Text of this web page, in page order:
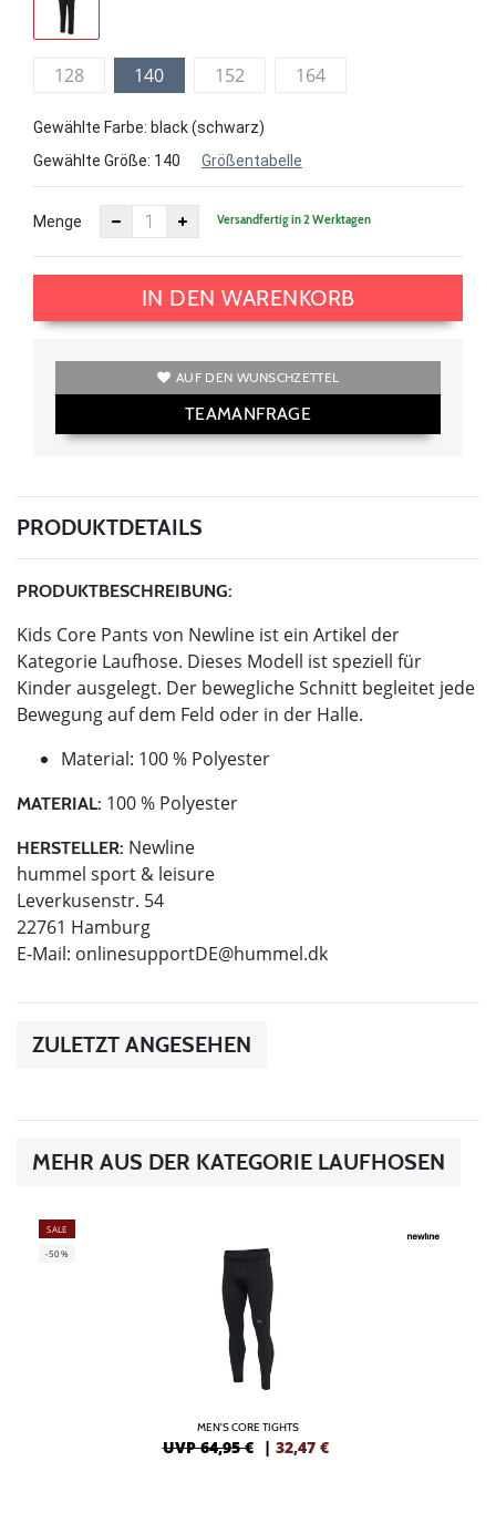
128 140 152 164
Gewählte Farbe: black (schwarz)
Gewählte Größe: 140 Größentabelle
Menge Versandfertig in 2 Werktagen
IN DEN WARENKORB
AUF DEN WUNSCHZETTEL
TEAMANFRAGE
PRODUKTDETAILS
PRODUKTBESCHREIBUNG:
Kids Core Pants von Newline ist ein Artikel der
Kategorie Laufhose. Dieses Modell ist speziell für
Kinder ausgelegt. Der bewegliche Schnitt begleitet jede
Bewegung auf dem Feld oder in der Halle.
Material: 100 % Polyester
MATERIAL: 100 % Polyester
HERSTELLER: Newline
hummel sport & leisure
Leverkusenstr. 54
22761 Hamburg
E-Mail: onlinesupportDE@hummel.dk
ZULETZT ANGESEHEN
MEHR AUS DER KATEGORIE LAUFHOSEN
SALE
-50%
MEN'S CORE TIGHTS
UVP 64,95 € | 32,47 €